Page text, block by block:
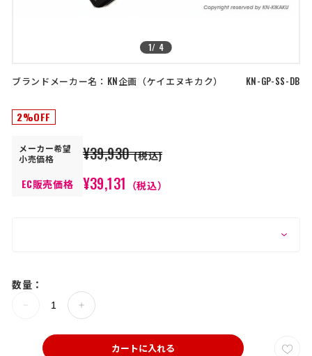
カスタマーハラスメントに対する方
1/ 4
ブランドメーカー名： KN企画 ケイエヌキカク KN-GP-SS-DB
2%OFF
メーカー希望
小売価格
¥39,930 (税込)
EC販売価格
¥39,131 （税込）
数量：
カートに入れる